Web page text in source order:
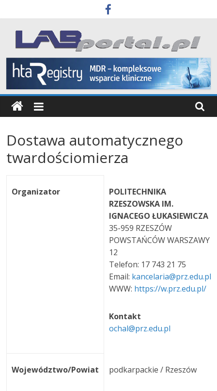
to
content
Labportal
Laboratoria
Aparatura
Badania
Dostawa automatycznego
twardościomierza
Organizator
POLITECHNIKA
RZESZOWSKA IM.
IGNACEGO ŁUKASIEWICZA
35-959 RZESZÓW
POWSTAŃCÓW WARSZAWY
12
Telefon: 17 743 21 75
Email: kancelaria@prz.edu.pl
WWW: https://w.prz.edu.pl/
Kontakt
ochal@prz.edu.pl
Województwo/Powiat podkarpackie / Rzeszów